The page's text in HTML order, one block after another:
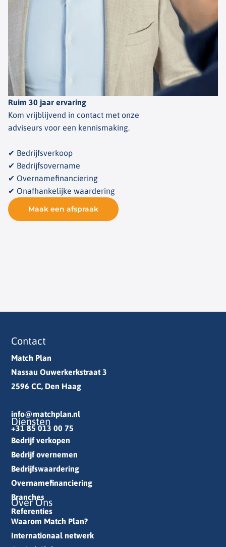
Ruim 30 jaar ervaring
Kom vrijblijvend in contact met onze
adviseurs voor een kennismaking.
✔ Bedrijfsverkoop
✔ Bedrijfsovername
✔ Overnamefinanciering
✔ Onafhankelijke waardering
Maak een afspraak
Contact
Match Plan
Nassau Ouwerkerkstraat 3
2596 CC, Den Haag
info@matchplan.nl
+31 85 013 00 75
Diensten
Bedrijf verkopen
Bedrijf overnemen
Bedrijfswaardering
Overnamefinanciering
Branches
Referenties
Over Ons
Waarom Match Plan?
Internationaal netwerk